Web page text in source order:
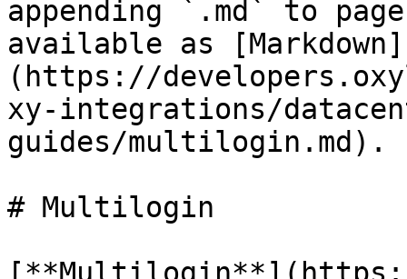
appending `.md` to
available as [Markdown]
(https://
xy-integrations/
guides/multilogin.md).
# Multilogin